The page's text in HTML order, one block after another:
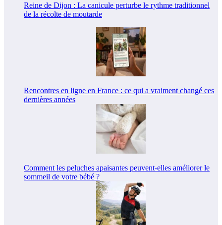
Reine de Dijon : La canicule perturbe le rythme traditionnel
de la récolte de moutarde
Rencontres en ligne en France : ce qui a vraiment changé ces
dernières années
Comment les peluches apaisantes peuvent-elles améliorer le
sommeil de votre bébé ?